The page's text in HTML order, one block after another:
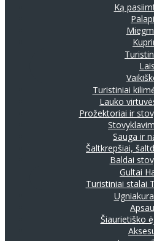
Ką
Turistiniai
Lauko
Prožektoriai ir
Sauga ir
Šaltkrepšiai,
Baldai
Gultai
Turistiniai stalai
Šiaurietiško